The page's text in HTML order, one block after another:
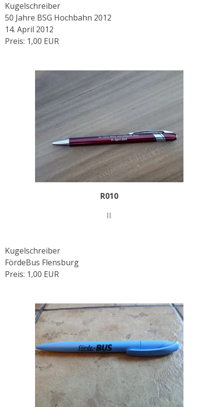
Kugelschreiber
50 Jahre BSG Hochbahn 2012
14. April 2012
Preis: 1,00 EUR
R010
II
Kugelschreiber
FördeBus Flensburg
Preis: 1,00 EUR